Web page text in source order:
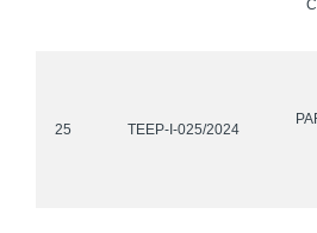
25 TEEP-I-025/2024